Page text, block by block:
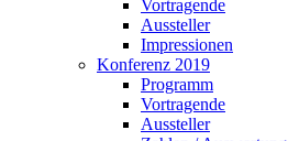
Vortragende
Aussteller
Impressionen
Konferenz 2019
Programm
Vortragende
Aussteller